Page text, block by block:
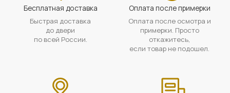
Бесплатная доставка
Быстрая доставка
до двери
по всей России.
Оплата после примерки
Оплата после осмотра и
примерки. Просто
откажитесь,
если товар не подошел.